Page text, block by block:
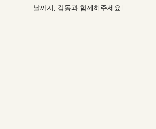
날까지, 감동과 함께해주세요!